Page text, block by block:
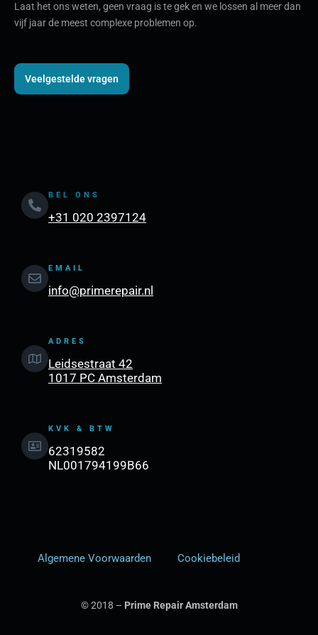
Laat het ons weten, geen vraag is te gek en we lossen al meer dan
vijf jaar de meest complexe problemen op.
Veelgestelde vragen
BEL ONS
+31 020 2397124
EMAIL
info@primerepair.nl
ADRES
Leidsestraat 42
1017 PC Amsterdam
KVK & BTW
62319582
NL001794199B66
Algemene Voorwaarden Cookiebeleid
© 2018 – Prime Repair Amsterdam